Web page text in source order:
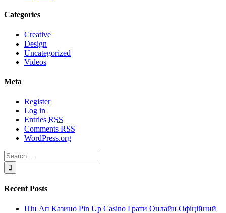
Categories
Creative
Design
Uncategorized
Videos
Meta
Register
Log in
Entries RSS
Comments RSS
WordPress.org
Recent Posts
Пін Ап Казино Pin Up Casino Грати Онлайн Офіційний